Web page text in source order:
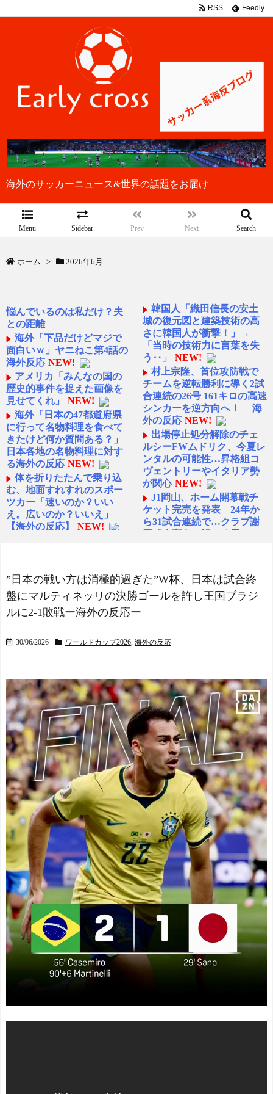
海外のサッカーニュース&世界の話題をお届け
Menu Sidebar Prev Next Search
RSS Feedly
ホーム > 2026年6月
悩んでいるのは私だけ？夫
との距離
海外「下品だけどマジで
面白いｗ」ヤニねこ第4話の
海外反応 NEW!
アメリカ「みんなの国の
歴史的事件を捉えた画像を
見せてくれ」
NEW!
海外「日本の47都道府県
に行って名物料理を食べて
きたけど何か質問ある？」
日本各地の名物料理に対す
る海外の反応 NEW!
体を折りたたんで乗り込
む、地面すれすれのスポー
ツカー「速いのか？いい
え。広いのか？いいえ」
【海外の反応】
NEW!
ど本当に20であってる？」
取専「あってる」→結果
『こう』なったんだがコレ
ワイが悪いん
電撃婚から1年半…元バレ
ー選手の狩野舞子の現在の
姿にネット衝撃... NEW!
「アニソン盆祭りで日本
の品格が落ちた」と酷評し
た元女優、「あんたが品格
を語るのかよ！」と総ツッ
コミを食らってしまい……
NEW!
海外「日本がまたアジア
で唯一『世界住みやすさ指
数』トップ10の都市がある
国となったぞ」
NEW!
【速報】外国人審判への
性接待で大揺れの韓国サッ
カー界、ロンドン五輪メダ
ル剝奪ｗｗｗｗ NEW!
サッカークイズ「FWは点
取り屋なのでディフェンス
に参加しなくていい」
NEW!
【海外の反応】海外「日
本の静寂を汚すな！」日本
到！「ビザを取り消して即
韓国人「織田信長の安土
城の復元図と建築技術の高
さに韓国人が衝撃！」→
「当時の技術力に言葉を失
う‥」
NEW!
村上宗隆、首位攻防戦で
チームを逆転勝利に導く2試
合連続の26号 161キロの高速
シンカーを逆方向へ！ 海
外の反応 NEW!
出場停止処分解除のチェ
ルシーFWムドリク、今夏レ
ンタルの可能性…昇格組コ
ヴェントリーやイタリア勢
が関心 NEW!
J1岡山、ホーム開幕戦チ
ケット完売を発表 24年か
ら31試合連続で…クラブ謝
Bファン騒然！←「ベーブ・
ルースよりも上」（海外の
反応） - 海外の反応スポー
受けた選手が話題に【ML
セレッソ大阪がアル・ア
ハリからシリア代表FWパブ
ロ・サバックを獲得へ 202
5年のKリーグ得点王 NEW!
【海外の反応】「世界最
高のバンドだ」ニルヴァー
ナのカート・コバーンが繰
り返し絶賛した日本のガー
ルズバンドの正体
スペイン代表、16年ぶり
W杯優勝！フェラン・トー
レス決勝ゴールでアルゼン
チンを延長戦の末に撃破！
主将ロドリが大会MVP（関
連まとめ）
海外「面白い！」英雄の
凱旋試合で韓国人が見せた
ユーモアを海外大絶賛！
（海外の反応）
中国人「日本を代表する
飲み物は何？」 中国人
「あの乳酸菌飲料！」「188
愕
”日本の戦い方は消極的過ぎた”W杯、日本は試合終
盤にマルティネッリの決勝ゴールを許し王国ブラジ
ルに2-1敗戦ー海外の反応ー
30/06/2026 ワールドカップ2026 海外の反応